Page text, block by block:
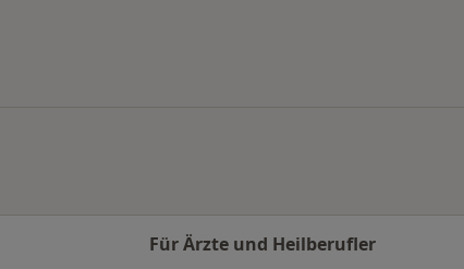
Für Ärzte und Heilberufler